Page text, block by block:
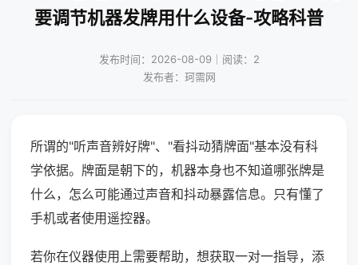
要调节机器发牌用什么设备-攻略科普
发布时间：2026-08-09｜阅读：2
发布者：珂需网
所谓的"听声音辨好牌"、"看抖动猜牌面"基本没有科
学依据。牌面是朝下的，机器本身也不知道哪张牌是
什么，怎么可能通过声音和抖动暴露信息。只有懂了
手机或者使用遥控器。
若你在仪器使用上需要帮助，想获取一对一指导，添